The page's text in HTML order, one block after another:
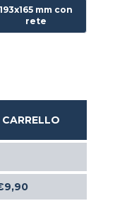
193x165 mm con
rete